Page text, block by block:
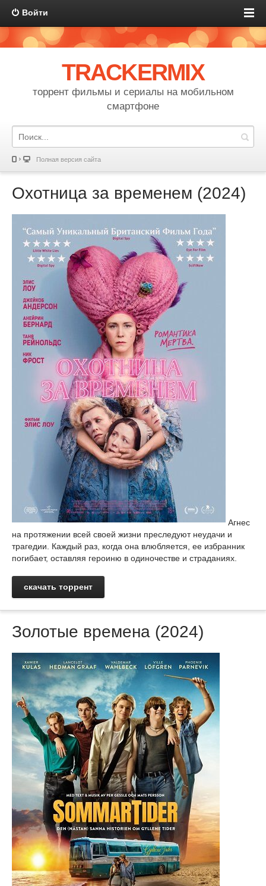
Войти
TRACKERMIX
торрент фильмы и сериалы на мобильном
смартфоне
Полная версия сайта
Охотница за временем (2024)
Агнес
на протяжении всей своей жизни преследуют неудачи и
трагедии. Каждый раз, когда она влюбляется, ее избранник
погибает, оставляя героиню в одиночестве и страданиях.
скачать торрент
Золотые времена (2024)